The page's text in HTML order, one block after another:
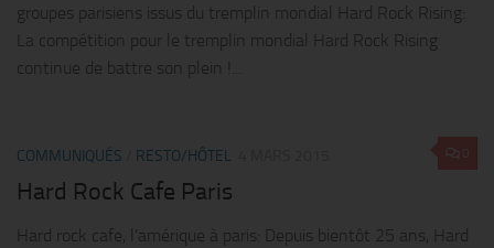
groupes parisiens issus du tremplin mondial Hard Rock Rising:
La compétition pour le tremplin mondial Hard Rock Rising
continue de battre son plein !...
COMMUNIQUÉS RESTO/HÔTEL
Hard Rock Cafe Paris
Hard rock cafe, l’amérique à paris: Depuis bientôt 25 ans, Hard